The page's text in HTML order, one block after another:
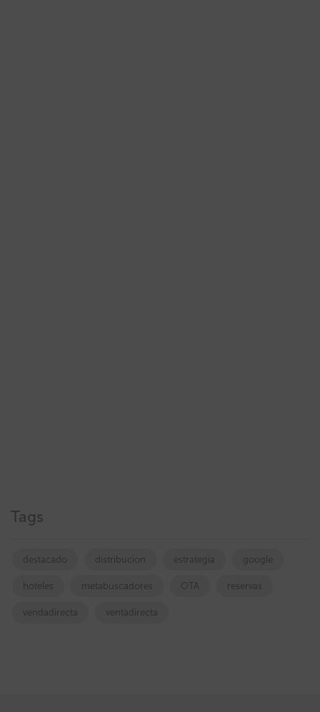
Tags
destacado distribucion estrategia google
hoteles metabuscadores OTA reservas
vendadirecta ventadirecta